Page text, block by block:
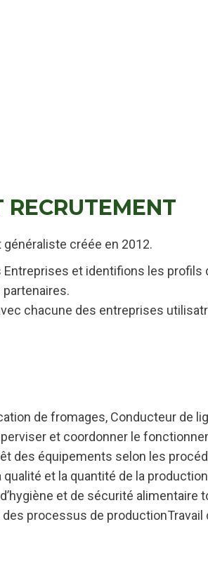
RECRUTEMENT
généraliste créée en 2012.
et identifions les profils
chacune des entreprises
de fromages, Conducteur de
et coordonner le
des équipements selon les
et la quantité de la
et de sécurité alimentaire
processus de productionTravail